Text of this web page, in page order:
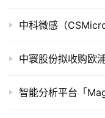
中科微感（
中寰股份拟收购欧
智能分析平台「